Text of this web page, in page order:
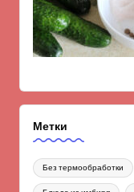
Метки
Без термообработки